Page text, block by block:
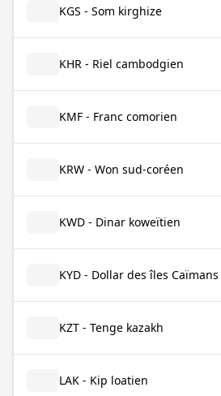
KGS - Som kirghize
KHR - Riel cambodgien
KMF - Franc comorien
KRW - Won sud-coréen
KWD - Dinar koweïtien
KYD - Dollar des îles Caïmans
KZT - Tenge kazakh
LAK - Kip loatien